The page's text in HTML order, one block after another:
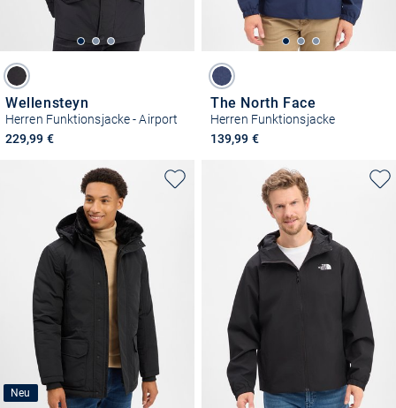
Wellensteyn
Herren Funktionsjacke - Airport
229,99 €
The North Face
Herren Funktionsjacke
139,99 €
Neu